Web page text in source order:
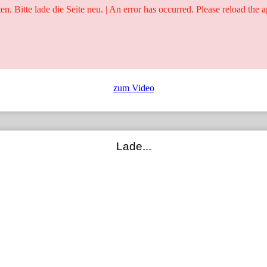
zum Video
Lade...
Bitte lade die Seite neu. | An error has occurred. Please reload the